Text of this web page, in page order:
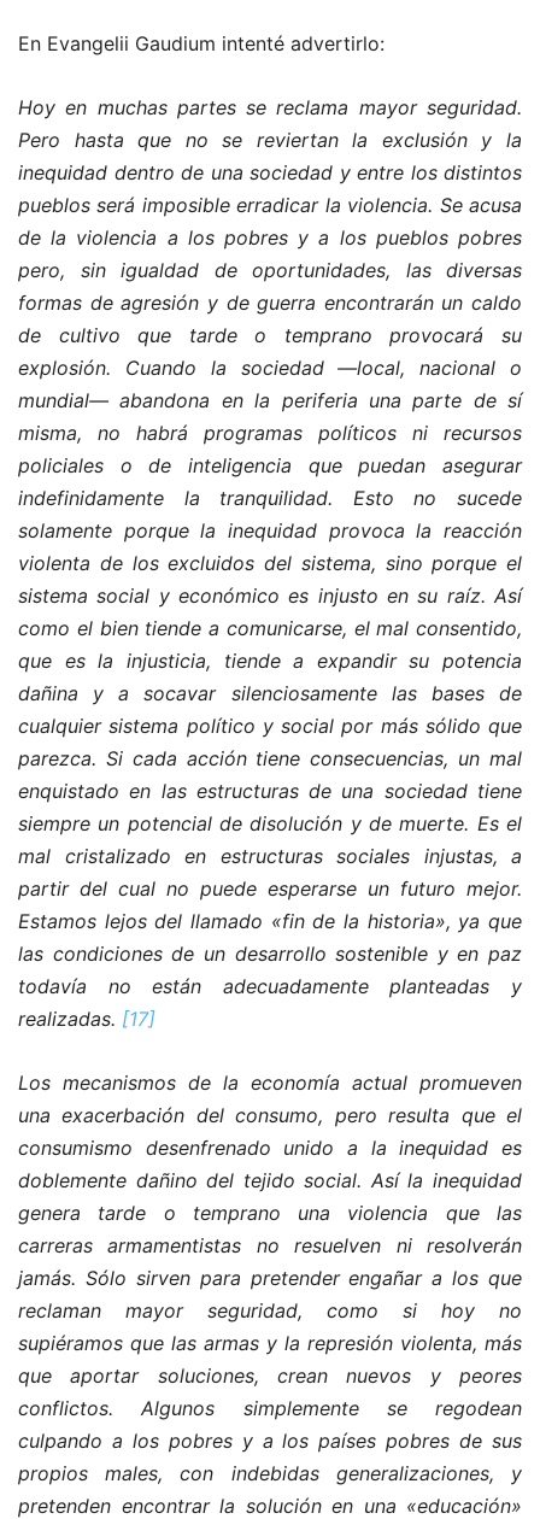
En Evangelii Gaudium intenté advertirlo:
Hoy en muchas partes se reclama mayor seguridad.
Pero hasta que no se reviertan la exclusión y la
inequidad dentro de una sociedad y entre los distintos
pueblos será imposible erradicar la violencia. Se acusa
de la violencia a los pobres y a los pueblos pobres
pero, sin igualdad de oportunidades, las diversas
formas de agresión y de guerra encontrarán un caldo
de cultivo que tarde o temprano provocará su
explosión. Cuando la sociedad —local, nacional o
mundial— abandona en la periferia una parte de sí
misma, no habrá programas políticos ni recursos
policiales o de inteligencia que puedan asegurar
indefinidamente la tranquilidad. Esto no sucede
solamente porque la inequidad provoca la reacción
violenta de los excluidos del sistema, sino porque el
sistema social y económico es injusto en su raíz. Así
como el bien tiende a comunicarse, el mal consentido,
que es la injusticia, tiende a expandir su potencia
dañina y a socavar silenciosamente las bases de
cualquier sistema político y social por más sólido que
parezca. Si cada acción tiene consecuencias, un mal
enquistado en las estructuras de una sociedad tiene
siempre un potencial de disolución y de muerte. Es el
mal cristalizado en estructuras sociales injustas, a
partir del cual no puede esperarse un futuro mejor.
Estamos lejos del llamado «fin de la historia», ya que
las condiciones de un desarrollo sostenible y en paz
todavía no están adecuadamente planteadas y
realizadas. [17]
Los mecanismos de la economía actual promueven
una exacerbación del consumo, pero resulta que el
consumismo desenfrenado unido a la inequidad es
doblemente dañino del tejido social. Así la inequidad
genera tarde o temprano una violencia que las
carreras armamentistas no resuelven ni resolverán
jamás. Sólo sirven para pretender engañar a los que
reclaman mayor seguridad, como si hoy no
supiéramos que las armas y la represión violenta, más
que aportar soluciones, crean nuevos y peores
conflictos. Algunos simplemente se regodean
culpando a los pobres y a los países pobres de sus
propios males, con indebidas generalizaciones, y
pretenden encontrar la solución en una «educación»